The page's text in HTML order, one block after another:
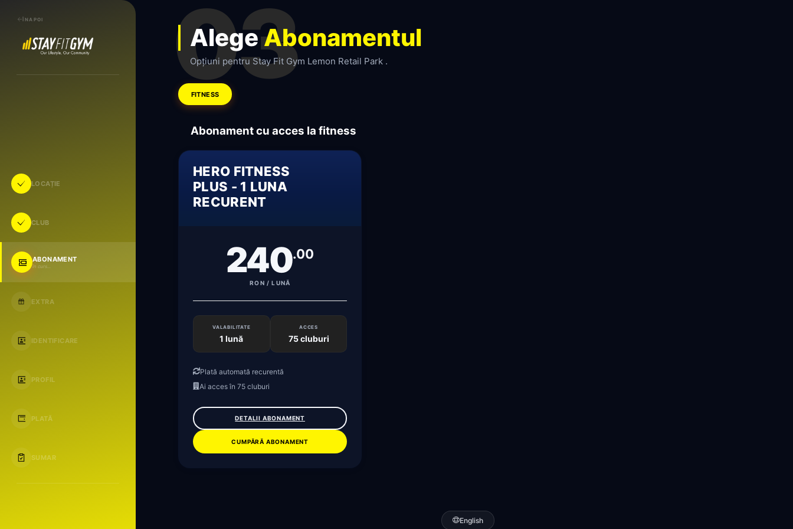
ÎNAPOI
LOCAȚIE
CLUB
ABONAMENT
în curs...
EXTRA
IDENTIFICARE
PROFIL
PLATĂ
SUMAR
03
AlegeAbonamentul
Opțiuni pentru Stay Fit Gym Lemon Retail Park .
FITNESS
Abonament cu acces la fitness
HERO FITNESS
PLUS - 1 LUNA
RECURENT
240.00
RON / LUNĂ
VALABILITATE
1 lună
ACCES
75 cluburi
Plată automată recurentă
Ai acces în 75 cluburi
DETALII ABONAMENT
CUMPĂRĂ ABONAMENT
English